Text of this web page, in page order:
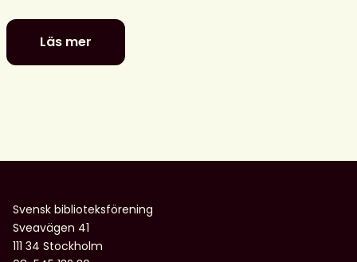
Läs mer
Digitala
dialoger:
–
och
möjligheter
för
Svensk biblioteksförening
Sveavägen 41
111 34 Stockholm